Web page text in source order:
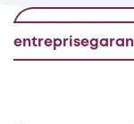
Hvordan